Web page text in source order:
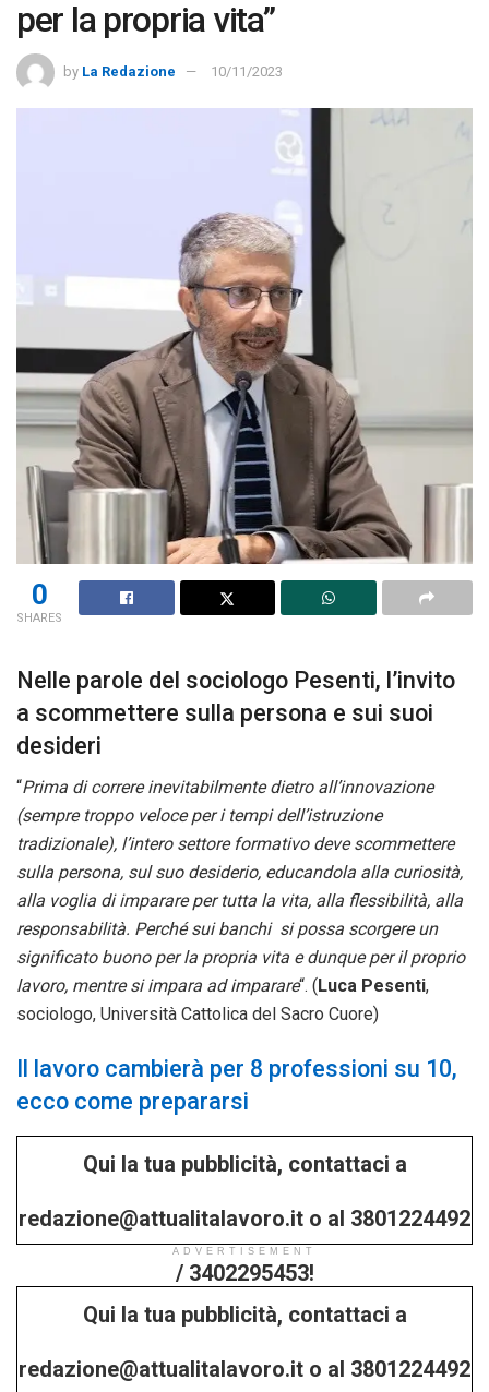
per la propria vita”
by La Redazione 10/11/2023
0
SHARES
Nelle parole del sociologo Pesenti, l’invito
a scommettere sulla persona e sui suoi
desideri
“Prima di correre inevitabilmente dietro all’innovazione
(sempre troppo veloce per i tempi dell’istruzione
tradizionale), l’intero settore formativo deve scommettere
sulla persona, sul suo desiderio, educandola alla curiosità,
alla voglia di imparare per tutta la vita, alla flessibilità, alla
responsabilità. Perché sui banchi si possa scorgere un
significato buono per la propria vita e dunque per il proprio
lavoro, mentre si impara ad imparare“. ( Luca Pesenti,
sociologo, Università Cattolica del Sacro Cuore)
Il lavoro cambierà per 8 professioni su 10,
ecco come prepararsi
Qui la tua pubblicità, contattaci a
redazione@attualitalavoro.it o al 3801224492
/ 3402295453!
ADVERTISEMENT
Qui la tua pubblicità, contattaci a
redazione@attualitalavoro.it o al 3801224492